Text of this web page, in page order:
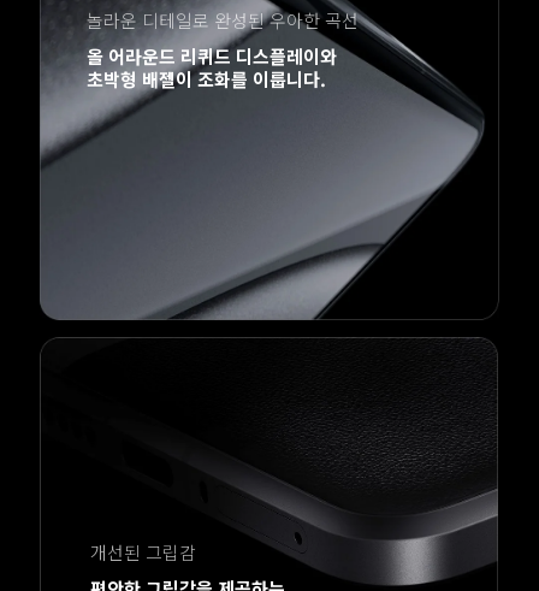
놀라운 디테일로 완성된 우아한 곡선
올 어라운드 리퀴드 디스플레이와
개선된 그립감